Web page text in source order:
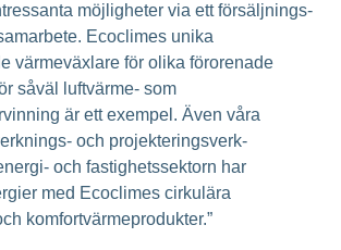
möjligheter via ett försäljnings-
Ecoclimes unika
värmeväxlare för olika förorenade
såväl luftvärme- som
är ett exempel. Även våra
och projekteringsverk-
och fastighetssektorn har
med Ecoclimes cirkulära
komfortvärmeprodukter.”